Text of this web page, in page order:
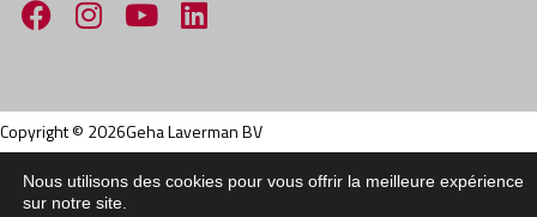
Copyright © 2026Geha Laverman BV
Conditions générales|Déclaration de confidentialité
Nous utilisons des cookies pour vous offrir la meilleure expérience
sur notre site.